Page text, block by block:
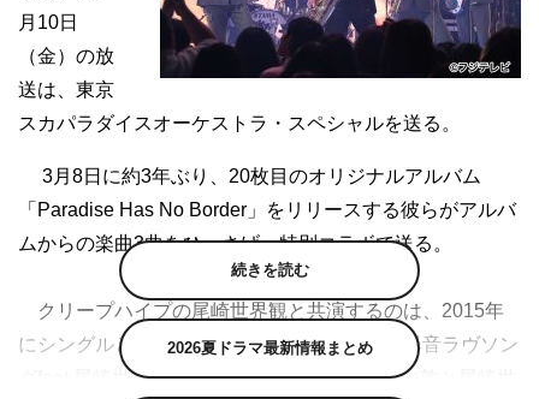
月10日
（金）の放
送は、東京
スカパラダイスオーケストラ・スペシャルを送る。
3月8日に約3年ぶり、20枚目のオリジナルアルバム
「Paradise Has No Border」をリリースする彼らがアルバ
ムからの楽曲3曲をひっさげ、特別コラボで送る。
クリープハイプの尾崎世界観と共演するのは、2015年
にシングルとして先行リリースされている「爆音ラヴソン
グfeat.尾崎世界観（クリープハイプ）」。谷中敦と尾崎世
続きを読む
2026夏ドラマ最新情報まとめ